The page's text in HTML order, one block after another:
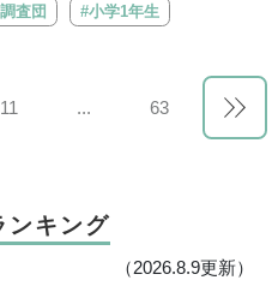
査団 #小学1年生
11 ... 63
ンキング
（2026.8.9更新）